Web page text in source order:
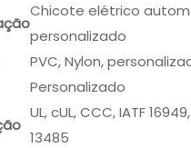
Chicote elétrico
personalizado
PVC, Nylon,
Personalizado
UL, cUL, CCC, IATF
13485